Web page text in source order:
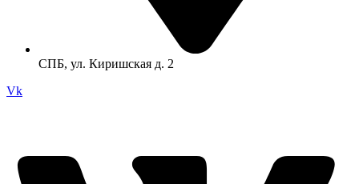
СПБ, ул. Киришская д. 2
Vk